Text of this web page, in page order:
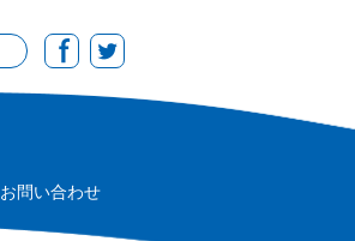
お問い合わせ